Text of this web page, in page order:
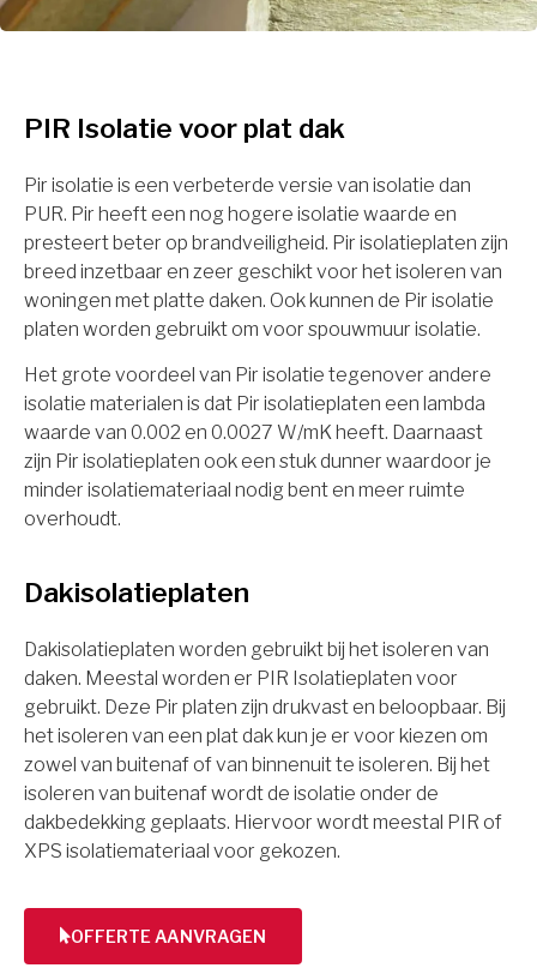
PIR Isolatie voor plat dak
Pir isolatie is een verbeterde versie van isolatie dan
PUR. Pir heeft een nog hogere isolatie waarde en
presteert beter op brandveiligheid. Pir isolatieplaten zijn
breed inzetbaar en zeer geschikt voor het isoleren van
woningen met platte daken. Ook kunnen de Pir isolatie
platen worden gebruikt om voor spouwmuur isolatie.
Het grote voordeel van Pir isolatie tegenover andere
isolatie materialen is dat Pir isolatieplaten een lambda
waarde van 0.002 en 0.0027 W/mK heeft. Daarnaast
zijn Pir isolatieplaten ook een stuk dunner waardoor je
minder isolatiemateriaal nodig bent en meer ruimte
overhoudt.
Dakisolatieplaten
Dakisolatieplaten worden gebruikt bij het isoleren van
daken. Meestal worden er PIR Isolatieplaten voor
gebruikt. Deze Pir platen zijn drukvast en beloopbaar. Bij
het isoleren van een plat dak kun je er voor kiezen om
zowel van buitenaf of van binnenuit te isoleren. Bij het
isoleren van buitenaf wordt de isolatie onder de
dakbedekking geplaats. Hiervoor wordt meestal PIR of
XPS isolatiemateriaal voor gekozen.
OFFERTE AANVRAGEN